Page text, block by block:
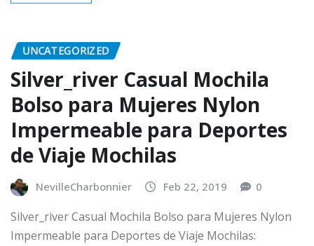
UNCATEGORIZED
Silver_river Casual Mochila
Bolso para Mujeres Nylon
Impermeable para Deportes
de Viaje Mochilas
NevilleCharbonnier Feb 22, 2019 0
Silver_river Casual Mochila Bolso para Mujeres Nylon
Impermeable para Deportes de Viaje Mochilas: